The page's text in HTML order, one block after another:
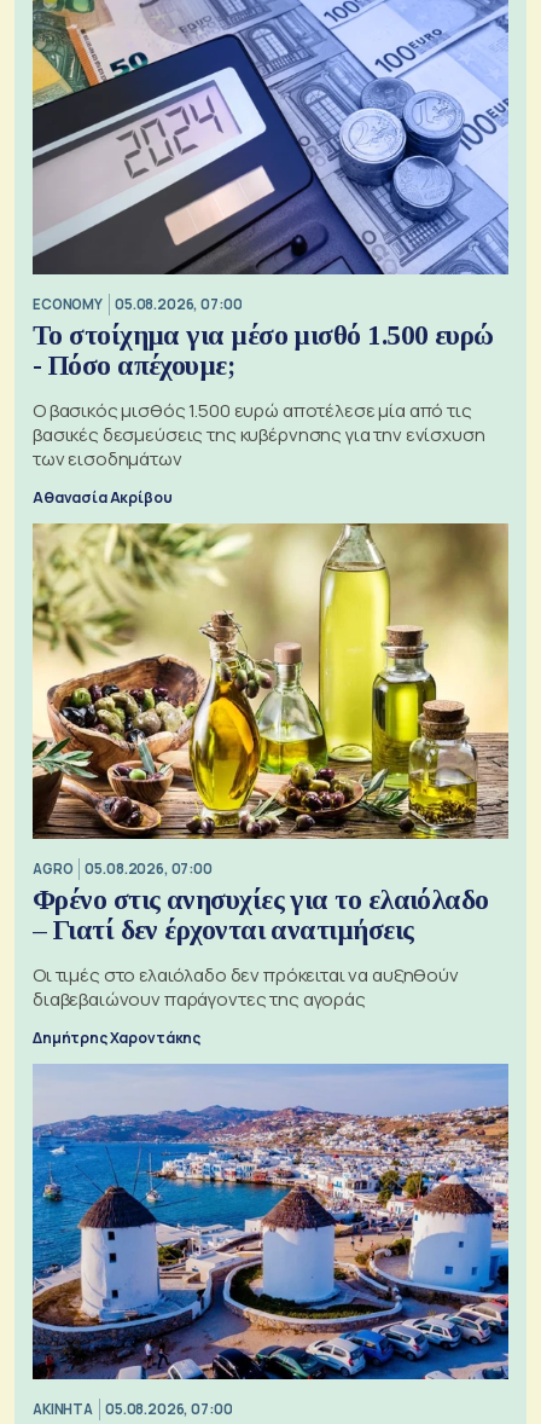
ECONOMY 05.08.2026, 07:00
Το στοίχημα για μέσο μισθό 1.500 ευρώ
- Πόσο απέχουμε;
Ο βασικός μισθός 1.500 ευρώ αποτέλεσε μία από τις
βασικές δεσμεύσεις της κυβέρνησης για την ενίσχυση
των εισοδημάτων
Αθανασία Ακρίβου
AGRO 05.08.2026, 07:00
Φρένο στις ανησυχίες για το ελαιόλαδο
– Γιατί δεν έρχονται ανατιμήσεις
Οι τιμές στο ελαιόλαδο δεν πρόκειται να αυξηθούν
διαβεβαιώνουν παράγοντες της αγοράς
Δημήτρης Χαροντάκης
ΑΚΙΝΗΤΑ 05.08.2026, 07:00